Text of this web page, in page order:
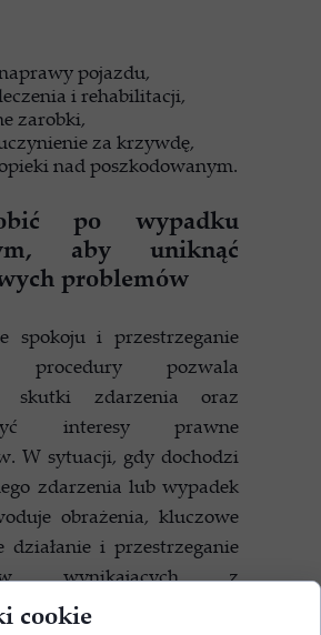
pojazdu,
i rehabilitacji,
zarobki,
za krzywdę,
nad poszkodowanym.
po wypadku
aby uniknąć
problemów
spokoju i przestrzeganie
procedury pozwala
skutki zdarzenia oraz
interesy prawne
W sytuacji, gdy dochodzi
zdarzenia lub wypadek
obrażenia, kluczowe
działanie i przestrzeganie
wynikających z
o tym, co zrobić po
cookie